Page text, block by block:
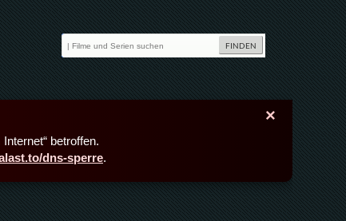
×
betroffen.
dns-sperre.